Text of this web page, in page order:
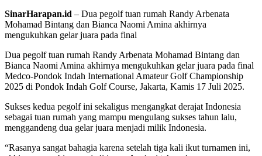
SinarHarapan.id – Dua pegolf tuan rumah Randy Arbenata
Mohamad Bintang dan Bianca Naomi Amina akhirnya
mengukuhkan gelar juara pada final
Dua pegolf tuan rumah Randy Arbenata Mohamad Bintang dan
Bianca Naomi Amina akhirnya mengukuhkan gelar juara pada final
Medco-Pondok Indah International Amateur Golf Championship
2025 di Pondok Indah Golf Course, Jakarta, Kamis 17 Juli 2025.
Sukses kedua pegolf ini sekaligus mengangkat derajat Indonesia
sebagai tuan rumah yang mampu mengulang sukses tahun lalu,
menggandeng dua gelar juara menjadi milik Indonesia.
“Rasanya sangat bahagia karena setelah tiga kali ikut turnamen ini,